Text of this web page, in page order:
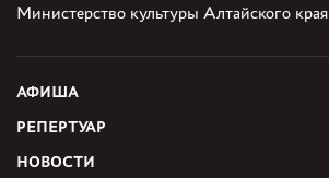
Министерство культуры Алтайского края
АФИША
РЕПЕРТУАР
НОВОСТИ